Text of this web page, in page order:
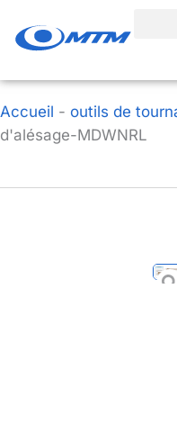
au
Accueil - outils de
d'alésage-MDWNRL